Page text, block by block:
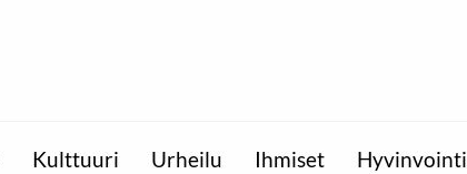
Kulttuuri Urheilu Ihmiset Hyvinvointi